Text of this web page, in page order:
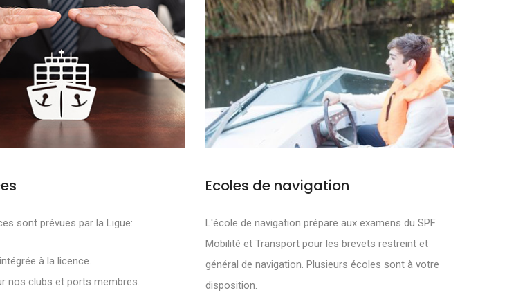
DE PROMOUVOIR ET
sont prévues par la Ligue:
à la licence.
nos clubs et ports membres.
Ecoles de navigation
L'école de navigation prépare aux examens du SPF
Mobilité et Transport pour les brevets restreint et
général de navigation. Plusieurs écoles sont à votre
disposition.